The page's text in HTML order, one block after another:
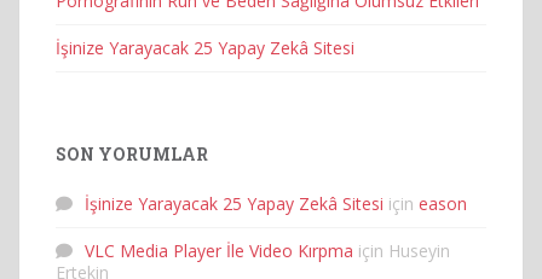
İşinize Yarayacak 25 Yapay Zekâ Sitesi
SON YORUMLAR
İşinize Yarayacak 25 Yapay Zekâ Sitesi için eason
VLC Media Player İle Video Kırpma için Huseyin
Ertekin